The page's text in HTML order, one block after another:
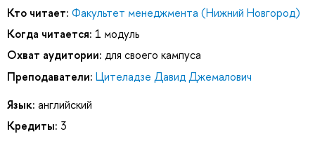
Кто читает: Факультет менеджмента (Нижний Новгород)
Когда читается: 1 модуль
Охват аудитории: для своего кампуса
Преподаватели: Цителадзе Давид Джемалович
Язык: английский
Кредиты: 3